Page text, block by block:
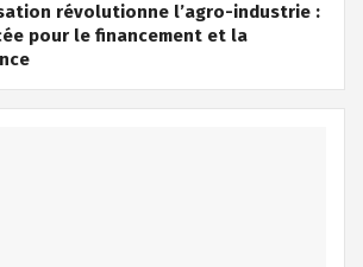
révolutionne l’agro-industrie :
pour le financement et la